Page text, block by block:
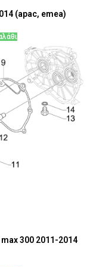
(apac, emea)
max 300 2011-2014